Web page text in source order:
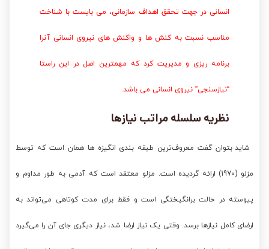
انسانی در جهت تحقق اهداف سازمانی، می بایست با شناخت
مناسب نسبت به کنش ها و واکنش های نیروی انسانی آنرا
برنامه ریزی و مدیریت کرد که مهمترین اصل در این راستا
“نیازسنجی” نیروی انسانی می باشد.
نظریه سلسله مراتب نیازها
شاید بتوان گفت معروف‌ترین طبقه بندی انگیزه ها همان است که توسط
مزلو (1970) ارائه گردیده است. مزلو معتقد است که آدمی به طور مداوم و
پیوسته در حالت برانگیختگی است و فقط برای مدت کوتاهی می‌تواند به
ارضای کامل نیازها برسد. وقتی یک نیاز ارضا شد، نیاز دیگری جای آن را می‌گیرد